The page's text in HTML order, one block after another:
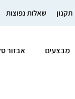
תקנון שאלות נפוצות
מבצעים אבזור